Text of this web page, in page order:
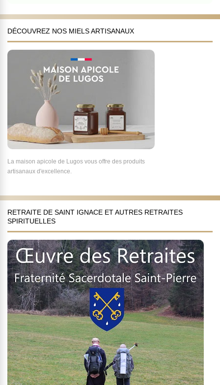
DÉCOUVREZ NOS MIELS ARTISANAUX
La maison apicole de Lugos vous offre des produits
artisanaux d'excellence.
RETRAITE DE SAINT IGNACE ET AUTRES RETRAITES
SPIRITUELLES